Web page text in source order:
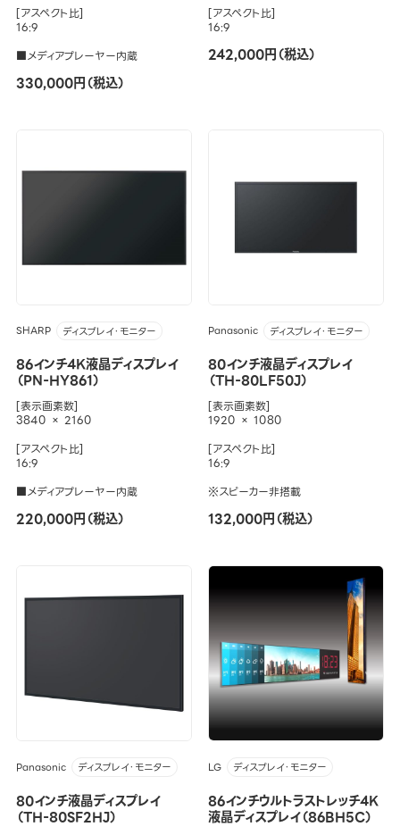
[アスペクト比]
16:9
■メディアプレーヤー内蔵
330,000円（税込）
[アスペクト比]
16:9
242,000円（税込）
SHARP ディスプレイ・モニター
86インチ4K液晶ディスプレイ
（PN-HY861）
[表示画素数]
3840 × 2160
[アスペクト比]
16:9
■メディアプレーヤー内蔵
220,000円（税込）
Panasonic ディスプレイ・モニター
80インチ液晶ディスプレイ
（TH-80LF50J）
[表示画素数]
1920 × 1080
[アスペクト比]
16:9
※スピーカー非搭載
132,000円（税込）
Panasonic ディスプレイ・モニター
80インチ液晶ディスプレイ
（TH-80SF2HJ）
LG ディスプレイ・モニター
86インチウルトラストレッチ4K
液晶ディスプレイ（86BH5C）